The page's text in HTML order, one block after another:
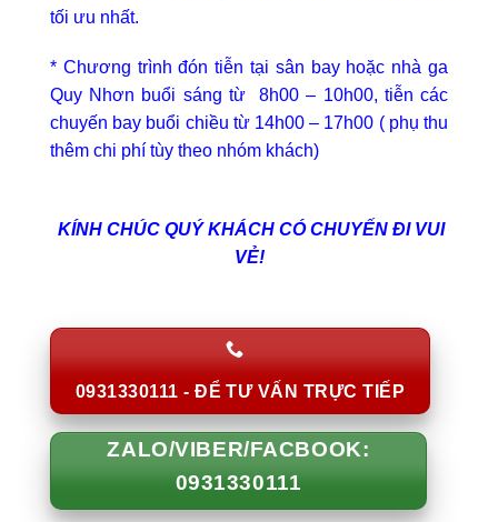
tối ưu nhất.
* Chương trình đón tiễn tại sân bay hoặc nhà ga
Quy Nhơn buổi sáng từ 8h00 – 10h00, tiễn các
chuyến bay buổi chiều từ 14h00 – 17h00 ( phụ thu
thêm chi phí tùy theo nhóm khách)
KÍNH CHÚC QUÝ KHÁCH CÓ CHUYẾN ĐI VUI
VẺ!
0931330111 - ĐỂ TƯ VẤN TRỰC TIẾP
ZALO/VIBER/FACBOOK:
0931330111